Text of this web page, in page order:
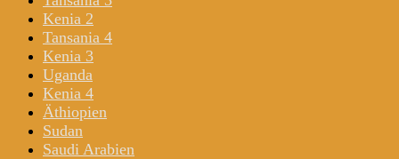
Kenia 2
Tansania 4
Kenia 3
Uganda
Kenia 4
Äthiopien
Sudan
Saudi Arabien